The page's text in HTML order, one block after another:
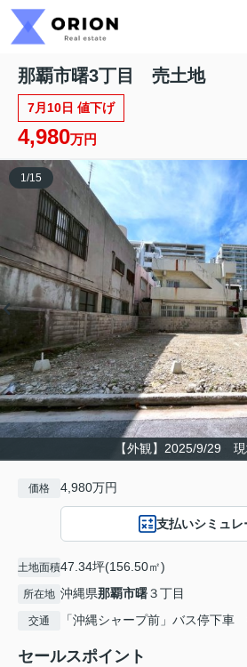
那覇市曙3丁目 売土地
7月10日 値下げ
4,980万円
【外観】2025/9/29
1 /15
価格 4,980万円
支払いシミュレ
土地面積47.34坪(156.50㎡)
所在地 沖縄県那覇市曙３丁目
交通 「沖縄シャープ前」バス停下車
セールスポイント